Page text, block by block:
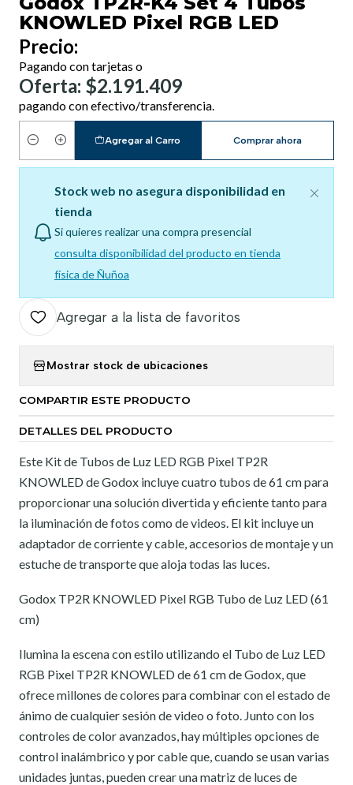
KNOWLED Pixel RGB LED
Precio:
Pagando con tarjetas o
Oferta: $2.191.409
pagando con efectivo/transferencia.
Cantidad
Agregar al Carro Comprar ahora
Stock web no asegura disponibilidad en
tienda
Si quieres realizar una compra presencial
consulta disponibilidad del producto en tienda
física de Ñuñoa
Agregar a la lista de favoritos
Mostrar stock de ubicaciones
COMPARTIR ESTE PRODUCTO
DETALLES DEL PRODUCTO
Este Kit de Tubos de Luz LED RGB Pixel TP2R
KNOWLED de Godox incluye cuatro tubos de 61 cm para
proporcionar una solución divertida y eficiente tanto para
la iluminación de fotos como de videos. El kit incluye un
adaptador de corriente y cable, accesorios de montaje y un
estuche de transporte que aloja todas las luces.
Godox TP2R KNOWLED Pixel RGB Tubo de Luz LED (61
cm)
Ilumina la escena con estilo utilizando el Tubo de Luz LED
RGB Pixel TP2R KNOWLED de 61 cm de Godox, que
ofrece millones de colores para combinar con el estado de
ánimo de cualquier sesión de video o foto. Junto con los
controles de color avanzados, hay múltiples opciones de
control inalámbrico y por cable que, cuando se usan varias
unidades juntas, pueden crear una matriz de luces de